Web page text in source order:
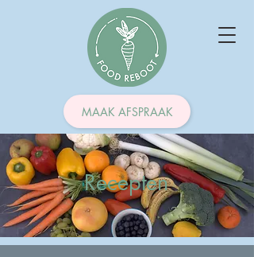
MAAK AFSPRAAK
Recepten